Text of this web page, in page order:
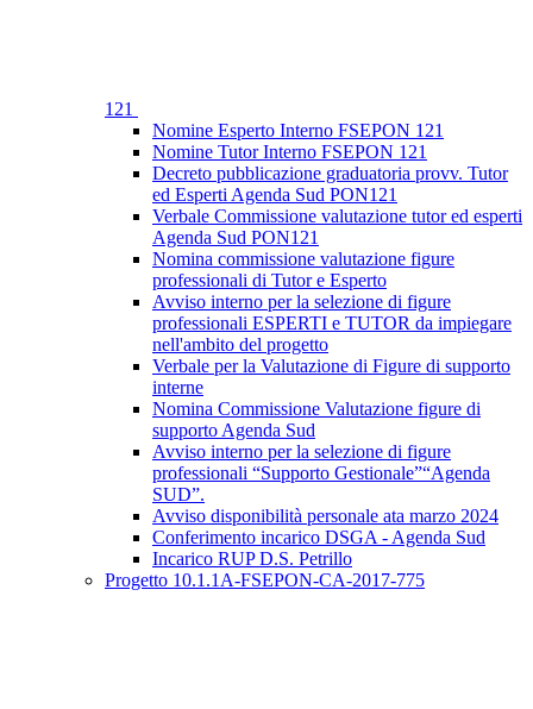
121
Nomine Esperto Interno FSEPON 121
Nomine Tutor Interno FSEPON 121
Decreto pubblicazione graduatoria provv. Tutor
ed Esperti Agenda Sud PON121
Verbale Commissione valutazione tutor ed esperti
Agenda Sud PON121
Nomina commissione valutazione figure
professionali di Tutor e Esperto
Avviso interno per la selezione di figure
professionali ESPERTI e TUTOR da impiegare
nell'ambito del progetto
Verbale per la Valutazione di Figure di supporto
interne
Nomina Commissione Valutazione figure di
supporto Agenda Sud
Avviso interno per la selezione di figure
professionali “Supporto Gestionale”“Agenda
SUD”.
Avviso disponibilità personale ata marzo 2024
Conferimento incarico DSGA - Agenda Sud
Incarico RUP D.S. Petrillo
Progetto 10.1.1A-FSEPON-CA-2017-775